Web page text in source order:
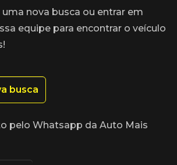
nova busca ou entrar em
equipe para encontrar o veículo
busca
pelo Whatsapp da Auto Mais